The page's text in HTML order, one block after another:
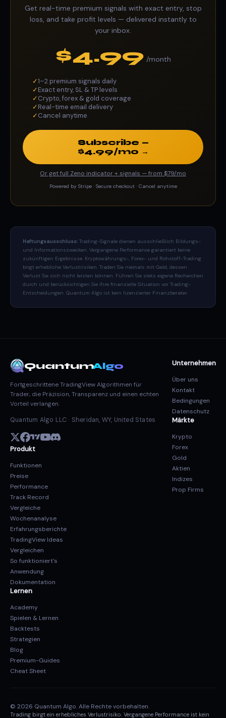
Get real-time premium signals with exact entry, stop
loss, and take profit levels — delivered instantly to
your inbox.
$4.99 /month
✓1–2 premium signals daily
✓Exact entry, SL & TP levels
✓Crypto, forex & gold coverage
✓Real-time email delivery
✓Cancel anytime
Subscribe —
$4.99/mo →
Or get full Zeno indicator + signals — from $79/mo
Powered by Stripe · Secure checkout · Cancel anytime
Haftungsausschluss: Trading-Signale dienen ausschließlich Bildungs-
und Informationszwecken. Vergangene Performance garantiert keine
zukünftigen Ergebnisse. Kryptowährungs-, Forex- und Rohstoff-Trading
birgt erhebliche Verlustrisiken. Traden Sie niemals mit Geld, dessen
Verlust Sie sich nicht leisten können. Führen Sie stets eigene Recherchen
durch und berücksichtigen Sie Ihre finanzielle Situation vor Trading-
Entscheidungen. Quantum Algo ist kein lizenzierter Finanzberater.
QuantumAlgo
Fortgeschrittene TradingView Algorithmen für
Trader, die Präzision, Transparenz und einen echten
Vorteil verlangen.
Quantum Algo LLC · Sheridan, WY, United States
Produkt
Funktionen
Preise
Performance
Track Record
Vergleiche
Wochenanalyse
Erfahrungsberichte
TradingView Ideas
Vergleichen
So funktioniert's
Anwendung
Dokumentation
Lernen
Academy
Spielen & Lernen
Backtests
Strategien
Blog
Premium-Guides
Cheat Sheet
Unternehmen
Über uns
Kontakt
Bedingungen
Datenschutz
Märkte
Krypto
Forex
Gold
Aktien
Indizes
Prop Firms
© 2026 Quantum Algo. Alle Rechte vorbehalten.
Trading birgt ein erhebliches Verlustrisiko. Vergangene Performance ist kein